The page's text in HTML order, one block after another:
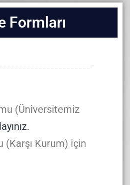
Formları
(Üniversitemiz
(Karşı Kurum) için